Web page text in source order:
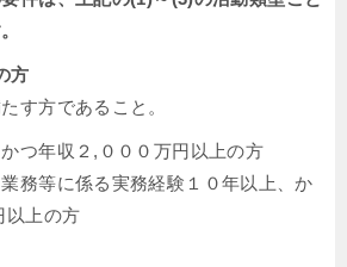
方
す方であること。
つ年収２,０００万円以上の方
務等に係る実務経験１０年以上、か
以上の方